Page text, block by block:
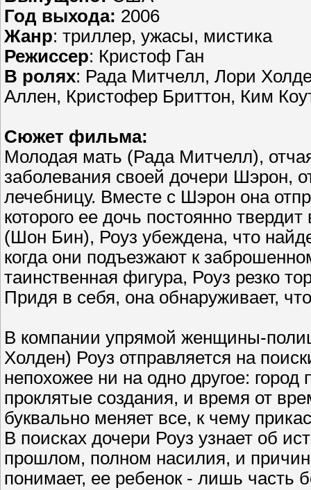
Год выхода: 2006
Жанр: триллер, ужасы, мистика
Режиссер: Кристоф Ган
В ролях: Рада Митчелл, Лори
Аллен, Кристофер Бриттон, Ким
Сюжет фильма:
Молодая мать (Рада Митчелл),
заболевания своей дочери Шэрон,
лечебницу. Вместе с Шэрон она
которого ее дочь постоянно
(Шон Бин), Роуз убеждена, что
когда они подъезжают к
таинственная фигура, Роуз резко
Придя в себя, она обнаруживает,
В компании упрямой женщины-
Холден) Роуз отправляется на
непохожее ни на одно другое:
проклятые создания, и время от
буквально меняет все, к чему
В поисках дочери Роуз узнает об
прошлом, полном насилия, и
понимает, ее ребенок - лишь часть